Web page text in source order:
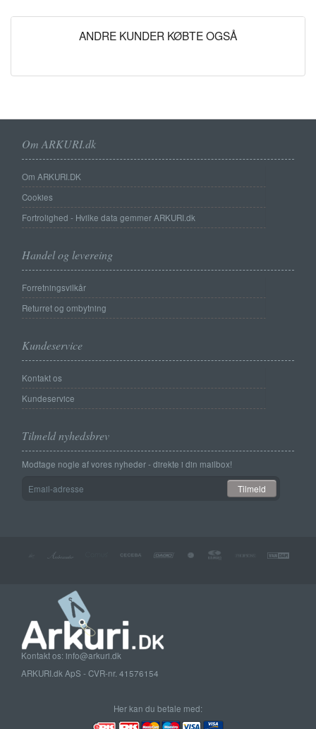
ANDRE KUNDER KØBTE OGSÅ
Om ARKURI.dk
Om ARKURI.DK
Cookies
Fortrolighed - Hvilke data gemmer ARKURI.dk
Handel og levereing
Forretningsvilkår
Returret og ombytning
Kundeservice
Kontakt os
Kundeservice
Tilmeld nyhedsbrev
Modtage nogle af vores nyheder - direkte i din mailbox!
adresse
Tilmeld
Kontakt os: info@arkuri.dk
ARKURI.dk ApS - CVR-nr. 41576154
Her kan du betale med: